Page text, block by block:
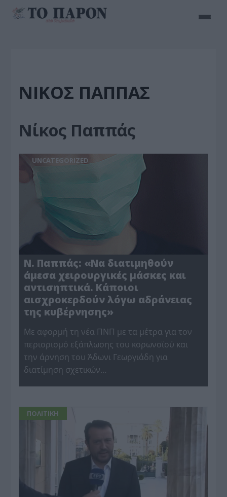
ΝΊΚΟΣ ΠΑΠΠΆΣ
Νίκος Παππάς
UNCATEGORIZED
Ν. Παππάς: «Να διατιμηθούν
άμεσα χειρουργικές μάσκες και
αντισηπτικά. Κάποιοι
αισχροκερδούν λόγω αδράνειας
της κυβέρνησης»
Mε αφορμή τη νέα ΠΝΠ με τα μέτρα για τον
περιορισμό εξάπλωσης του κορωνοϊού και
την άρνηση του Άδωνι Γεωργιάδη για
διατίμηση σχετικών…
ΠΟΛΙΤΙΚΗ